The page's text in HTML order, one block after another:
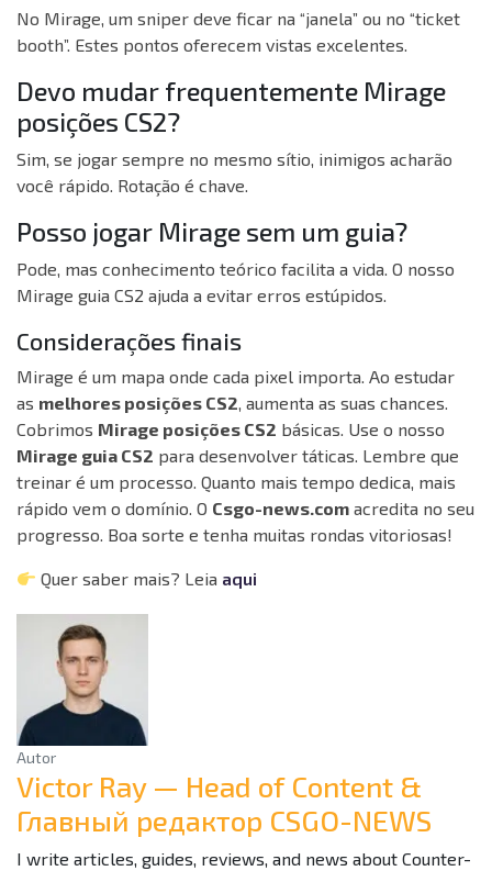
No Mirage, um sniper deve ficar na “janela” ou no “ticket
booth”. Estes pontos oferecem vistas excelentes.
Devo mudar frequentemente Mirage
posições CS2?
Sim, se jogar sempre no mesmo sítio, inimigos acharão
você rápido. Rotação é chave.
Posso jogar Mirage sem um guia?
Pode, mas conhecimento teórico facilita a vida. O nosso
Mirage guia CS2 ajuda a evitar erros estúpidos.
Considerações finais
Mirage é um mapa onde cada pixel importa. Ao estudar
as melhores posições CS2, aumenta as suas chances.
Cobrimos Mirage posições CS2 básicas. Use o nosso
Mirage guia CS2 para desenvolver táticas. Lembre que
treinar é um processo. Quanto mais tempo dedica, mais
rápido vem o domínio. O Csgo-news.com acredita no seu
progresso. Boa sorte e tenha muitas rondas vitoriosas!
Quer saber mais? Leia aqui
Autor
Victor Ray — Head of Content &
Главный редактор CSGO-NEWS
I write articles, guides, reviews, and news about Counter-